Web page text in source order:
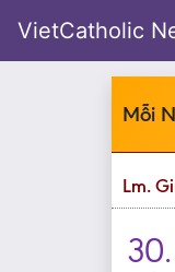
VietCatholic
Mỗi
Lm.